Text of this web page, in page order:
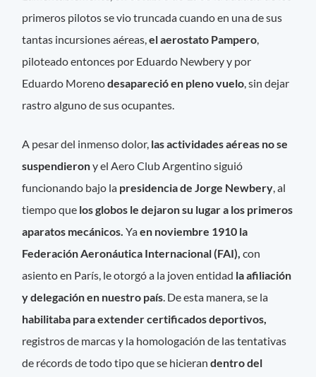
primeros pilotos se vio truncada cuando en una de sus
tantas incursiones aéreas,el aerostato Pampero,
piloteado entonces por Eduardo Newbery y por
Eduardo Morenodesapareció en pleno vuelo, sin dejar
rastro alguno de sus ocupantes.
A pesar del inmenso dolor, las actividades aéreas no se
suspendierony el Aero Club Argentino siguió
funcionando bajo la presidencia de Jorge Newbery, al
tiempo que los globos le dejaron su lugar a los primeros
aparatos mecánicos.Yaen noviembre 1910 la
Federación Aeronáutica Internacional (FAI), con
asiento en París, le otorgó a la joven entidad la afiliación
y delegación en nuestro país. De esta manera, se la
habilitaba para extender certificados deportivos,
registros de marcas y la homologación de las tentativas
de récords de todo tipo que se hicierandentro del